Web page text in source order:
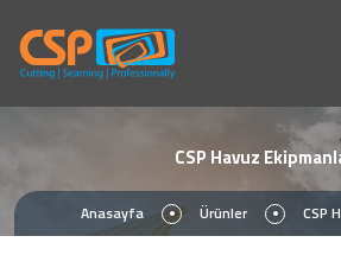
CSP Havuz
Anasayfa Ürünler CSP